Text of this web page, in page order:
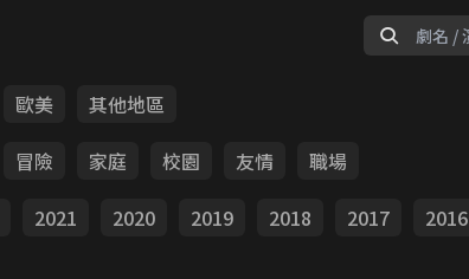
歐美
其他地區
冒險 家庭 校園 友情
職場
2021 2020 2019 2018 2017 2016